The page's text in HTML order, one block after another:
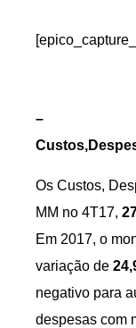
–
Os Custos,
MM no 4T17,
Em 2017, o
variação de
negativo para
despesas com